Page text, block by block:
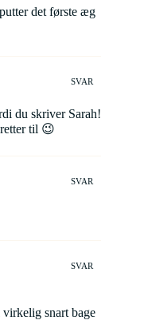
det første æg
SVAR
du skriver Sarah!
til 😉
SVAR
SVAR
snart bage